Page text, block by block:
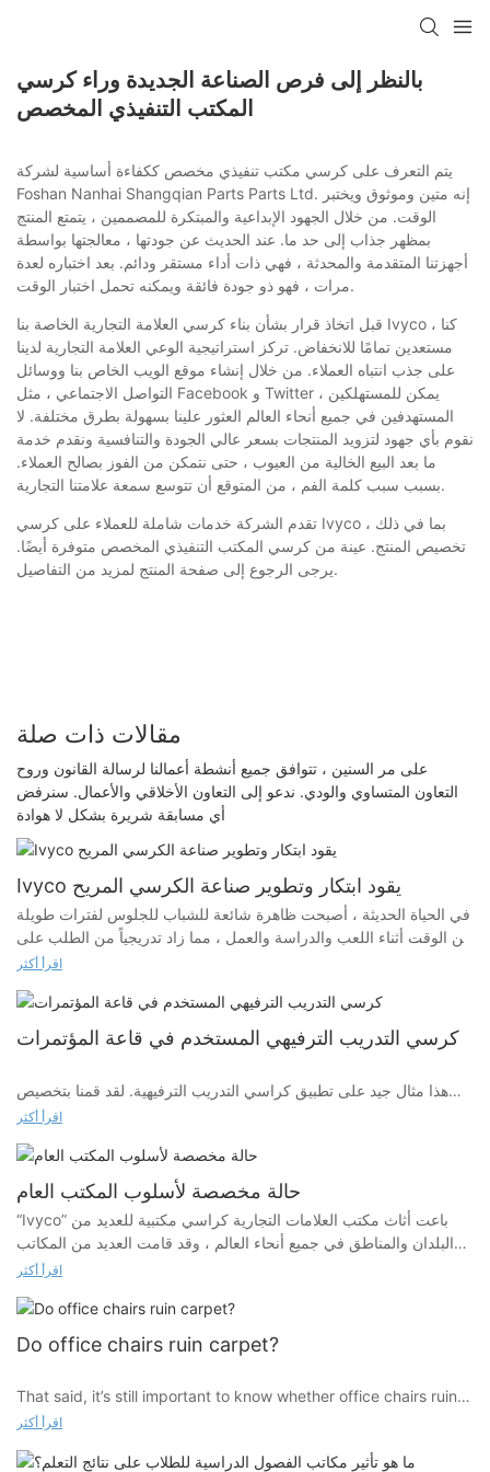
بالنظر إلى فرص الصناعة الجديدة وراء كرسي
المكتب التنفيذي المخصص
يتم التعرف على كرسي مكتب تنفيذي مخصص ككفاءة أساسية لشركة
Foshan Nanhai Shangqian Parts Parts Ltd. إنه متين وموثوق ويختبر
الوقت. من خلال الجهود الإبداعية والمبتكرة للمصممين ، يتمتع المنتج
بمظهر جذاب إلى حد ما. عند الحديث عن جودتها ، معالجتها بواسطة
أجهزتنا المتقدمة والمحدثة ، فهي ذات أداء مستقر ودائم. بعد اختباره لعدة
مرات ، فهو ذو جودة فائقة ويمكنه تحمل اختبار الوقت.
قبل اتخاذ قرار بشأن بناء كرسي العلامة التجارية الخاصة بنا Ivyco ، كنا
مستعدين تمامًا للانخفاض. تركز استراتيجية الوعي العلامة التجارية لدينا
على جذب انتباه العملاء. من خلال إنشاء موقع الويب الخاص بنا ووسائل
التواصل الاجتماعي ، مثل Facebook و Twitter ، يمكن للمستهلكين
المستهدفين في جميع أنحاء العالم العثور علينا بسهولة بطرق مختلفة. لا
نقوم بأي جهود لتزويد المنتجات بسعر عالي الجودة والتنافسية ونقدم خدمة
ما بعد البيع الخالية من العيوب ، حتى نتمكن من الفوز بصالح العملاء.
بسبب سبب كلمة الفم ، من المتوقع أن تتوسع سمعة علامتنا التجارية.
تقدم الشركة خدمات شاملة للعملاء على كرسي Ivyco ، بما في ذلك
تخصيص المنتج. عينة من كرسي المكتب التنفيذي المخصص متوفرة أيضًا.
يرجى الرجوع إلى صفحة المنتج لمزيد من التفاصيل.
مقالات ذات صلة
على مر السنين ، تتوافق جميع أنشطة أعمالنا لرسالة القانون وروح
التعاون المتساوي والودي. ندعو إلى التعاون الأخلاقي والأعمال. سنرفض
أي مسابقة شريرة بشكل لا هوادة
Ivyco يقود ابتكار وتطوير صناعة الكرسي المريح
في الحياة الحديثة ، أصبحت ظاهرة شائعة للشباب للجلوس لفترات طويلة
من الوقت أثناء اللعب والدراسة والعمل ، مما زاد تدريجياً من الطلب على
الكراسي المريحة. يمكن أن يدعم كرسي مريح جيد منحنى العمود الفقري
وضعية الجلوس من خلال التصميم العلمي. في المكتب والدراسة والبيئات
المنزلية ، أصبحت الكراسي المريحة تدريجياً أداة مهمة لتحسين وضعية
الجلوس ، وتحسين كفاءة العمل ، وحماية صحة العمود الفقري
اقرأ أكثر
كرسي التدريب الترفيهي المستخدم في قاعة المؤتمرات
هذا مثال جيد على تطبيق كراسي التدريب الترفيهية. لقد قمنا بتخصيص
العديد من الكراسي الترفيهية مع مسندات خلفية مختلفة للألوان وفقًا للون
اقرأ أكثر
حالة مخصصة لأسلوب المكتب العام
“Ivyco” باعت أثاث مكتب العلامات التجارية كراسي مكتبية للعديد من
البلدان والمناطق في جميع أنحاء العالم ، وقد قامت العديد من المكاتب
الحديثة بتركيب كراسي المكتب الخاصة بنا. نقوم بتخصيص لون الشبكة
اقرأ أكثر
Do office chairs ruin carpet?
That said, it’s still important to know whether office chairs ruin
your carpets.
اقرأ أكثر